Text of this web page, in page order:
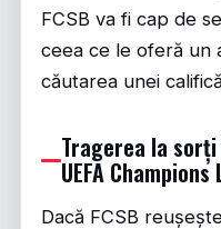
FCSB va fi cap de
ceea ce le oferă un
căutarea unei
Tragerea la
UEFA Champions
Dacă FCSB